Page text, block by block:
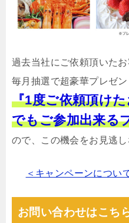
過去当社にご依頼頂いた
毎月抽選で超豪華プレゼ
『1度ご依頼頂け
でもご参加出来る
ので、この機会をお見逃し
＜キャンペーンについ
お問い合わせはこち